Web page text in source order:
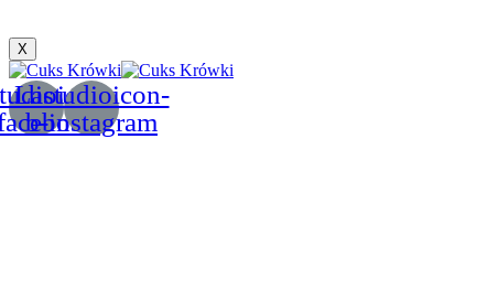
X
Lastudioicon-
b-instagram